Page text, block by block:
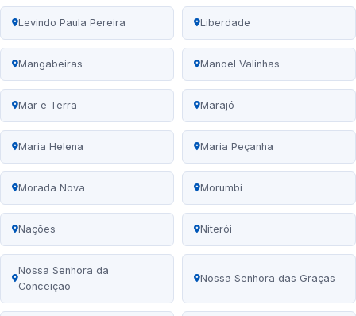
Levindo Paula Pereira Liberdade
Mangabeiras Manoel Valinhas
Mar e Terra Marajó
Maria Helena Maria Peçanha
Morada Nova Morumbi
Nações Niterói
Nossa Senhora da
Conceição
Nossa Senhora das Graças